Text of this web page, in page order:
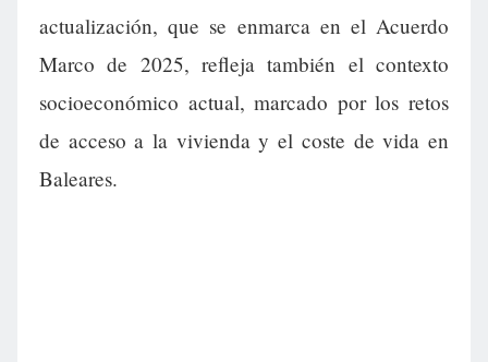
actualización, que se enmarca en el Acuerdo
Marco de 2025, refleja también el contexto
socioeconómico actual, marcado por los retos
de acceso a la vivienda y el coste de vida en
Baleares.